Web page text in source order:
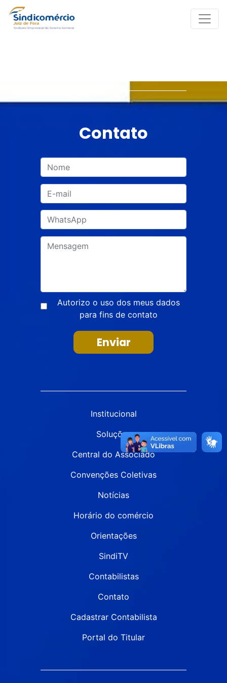
Contato
Autorizo o uso dos meus dados
para fins de contato
Enviar
Institucional
Soluções
Central do Associado
Convenções Coletivas
Notícias
Horário do comércio
Orientações
SindiTV
Contabilistas
Contato
Cadastrar Contabilista
Portal do Titular